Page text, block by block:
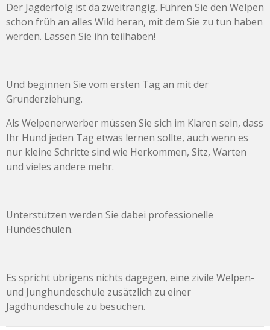
Der Jagderfolg ist da zweitrangig. Führen Sie den Welpen
schon früh an alles Wild heran, mit dem Sie zu tun haben
werden. Lassen Sie ihn teilhaben!
Und beginnen Sie vom ersten Tag an mit der
Grunderziehung.
Als Welpenerwerber müssen Sie sich im Klaren sein, dass
Ihr Hund jeden Tag etwas lernen sollte, auch wenn es
nur kleine Schritte sind wie Herkommen, Sitz, Warten
und vieles andere mehr.
Unterstützen werden Sie dabei professionelle
Hundeschulen.
Es spricht übrigens nichts dagegen, eine zivile Welpen-
und Junghundeschule zusätzlich zu einer
Jagdhundeschule zu besuchen.